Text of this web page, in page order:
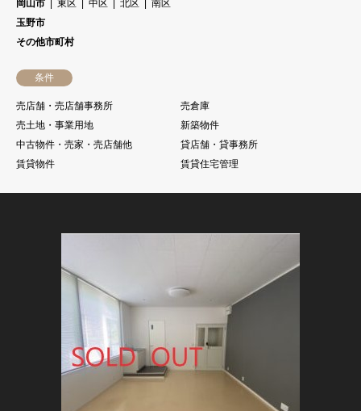
岡山市
東区 中区 北区
南区
玉野市
その他市町村
条件
売店舗・売店舗事務所
売倉庫
売土地・事業用地
新築物件
中古物件・売家・売店舗他
貸店舗・貸事務所
賃貸物件
賃貸住宅管理